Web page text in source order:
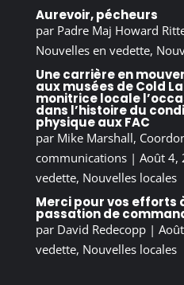
Aurevoir, pécheurs
par Padre Maj Howard
Nouvelles en vedette,
Une carrière en
aux musées de Cold
monitrice locale
dans l’histoire du
physique aux FAC
par Mike Marshall,
communications| Août 4,
vedette, Nouvelles locales
Merci pour vos efforts
passation de
par David Redecopp|
vedette, Nouvelles locales